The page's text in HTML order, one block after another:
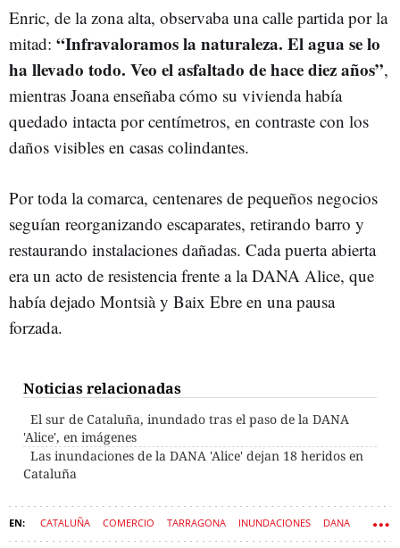
Enric, de la zona alta, observaba una calle partida por la
mitad: “Infravaloramos la naturaleza. El agua se lo
ha llevado todo. Veo el asfaltado de hace diez años”,
mientras Joana enseñaba cómo su vivienda había
quedado intacta por centímetros, en contraste con los
daños visibles en casas colindantes.
Por toda la comarca, centenares de pequeños negocios
seguían reorganizando escaparates, retirando barro y
restaurando instalaciones dañadas. Cada puerta abierta
era un acto de resistencia frente a la DANA Alice, que
había dejado Montsià y Baix Ebre en una pausa
forzada.
Noticias relacionadas
El sur de Cataluña, inundado tras el paso de la DANA
'Alice', en imágenes
Las inundaciones de la DANA 'Alice' dejan 18 heridos en
Cataluña
CATALUÑA COMERCIO TARRAGONA INUNDACIONES DANA